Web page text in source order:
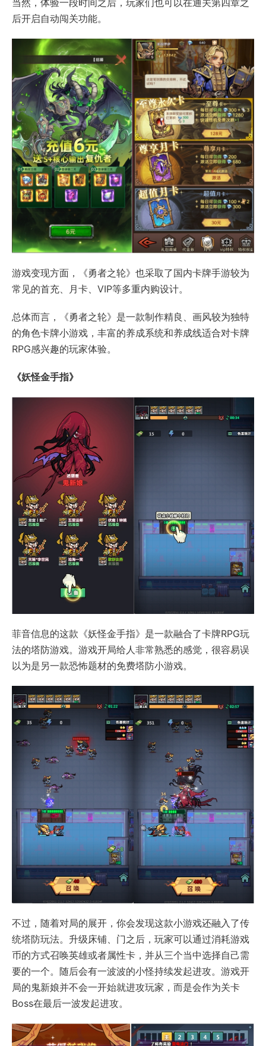
当然，体验一段时间之后，玩家们也可以在通关第四章之
后开启自动闯关功能。
游戏变现方面，《勇者之轮》也采取了国内卡牌手游较为
常见的首充、月卡、VIP等多重内购设计。
总体而言，《勇者之轮》是一款制作精良、画风较为独特
的角色卡牌小游戏，丰富的养成系统和养成线适合对卡牌
RPG感兴趣的玩家体验。
《妖怪金手指》
菲音信息的这款《妖怪金手指》是一款融合了卡牌RPG玩
法的塔防游戏。游戏开局给人非常熟悉的感觉，很容易误
以为是另一款恐怖题材的免费塔防小游戏。
不过，随着对局的展开，你会发现这款小游戏还融入了传
统塔防玩法。升级床铺、门之后，玩家可以通过消耗游戏
币的方式召唤英雄或者属性卡，并从三个当中选择自己需
要的一个。随后会有一波波的小怪持续发起进攻。游戏开
局的鬼新娘并不会一开始就进攻玩家，而是会作为关卡
Boss在最后一波发起进攻。